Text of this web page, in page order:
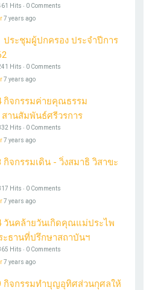
Hits ‧ 0 Comments
7 years ago
ประชุมผู้ปกครอง ประจำปีการ
Hits ‧ 0 Comments
7 years ago
กิจกรรมค่ายคุณธรรม
สานสัมพันธ์ศรีวรการ
Hits ‧ 0 Comments
7 years ago
กิจกรรมเดิน - วิ่งสมาธิ วิสาขะ
Hits ‧ 0 Comments
7 years ago
วันคล้ายวันเกิดคุณแม่ประไพ
ะธานที่ปรึกษาสถาบันฯ
Hits ‧ 0 Comments
7 years ago
กิจกรรมทำบุญอุทิศส่วนกุศลให้